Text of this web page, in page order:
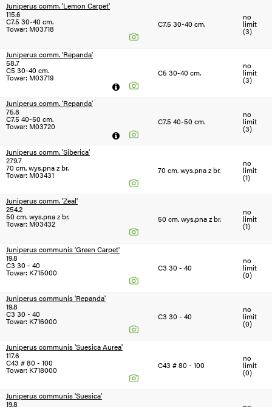
Juniperus comm. 'Lemon Carpet'
115.6
C7.5 30-40 cm.
Towar: M03718 C7.5 30-40 cm.
no
limit
(3)
Juniperus comm. 'Repanda'
58.7
C5 30-40 cm.
Towar: M03719 C5 30-40 cm.
no
limit
(3)
Juniperus comm. 'Repanda'
75.8
C7.5 40-50 cm.
Towar: M03720 C7.5 40-50 cm.
no
limit
(3)
Juniperus comm. 'Siberica'
279.7
70 cm. wys.pna z br.
Towar: M03431 70 cm. wys.pna z br.
no
limit
(1)
Juniperus comm. 'Zeal'
254.2
50 cm. wys.pna z br.
Towar: M03432 50 cm. wys.pna z br.
no
limit
(1)
Juniperus communis 'Green Carpet'
19.8
C3 30 - 40
Towar: K715000 C3 30 - 40
no
limit
(0)
Juniperus communis 'Repanda'
19.8
C3 30 - 40
Towar: K716000 C3 30 - 40
no
limit
(0)
Juniperus communis 'Suesica Aurea'
117.6
C43 # 80 - 100
Towar: K718000 C43 # 80 - 100
no
limit
(0)
Juniperus communis 'Suesica'
19.8